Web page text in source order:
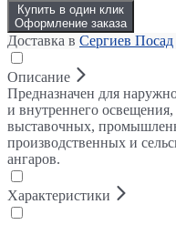
Купить в один клик
Оформление заказа
Доставка в Сергиев Посад
Описание
Предназначен для
и внутреннего
выставочных,
производственных и
ангаров.
Характеристики